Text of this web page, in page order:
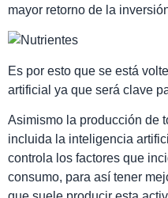
mayor retorno de la
Es por esto que se está
artificial ya que será clave
Asimismo la producción de
incluida la inteligencia
controla los factores que
consumo, para así tener